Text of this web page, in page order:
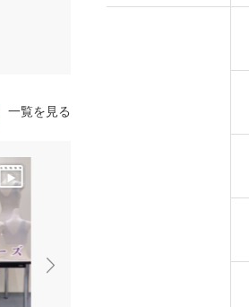
一覧を見る